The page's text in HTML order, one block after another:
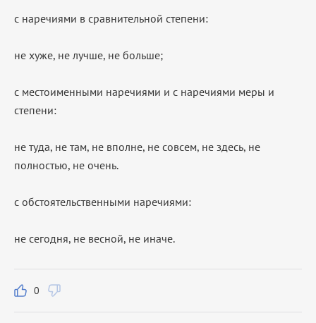
с наречиями в сравнительной степени:
не хуже, не лучше, не больше;
с местоименными наречиями и с наречиями меры и
степени:
не туда, не там, не вполне, не совсем, не здесь, не
полностью, не очень.
с обстоятельственными наречиями:
не сегодня, не весной, не иначе.
0